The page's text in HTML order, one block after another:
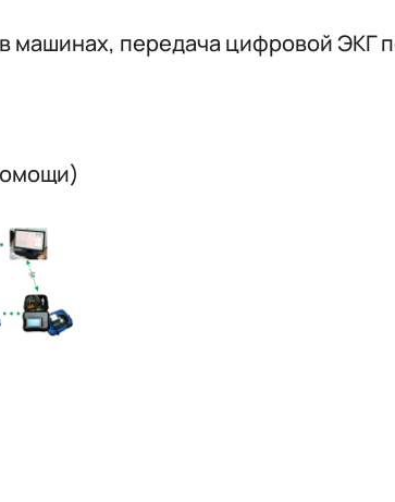
передача цифровой ЭКГ